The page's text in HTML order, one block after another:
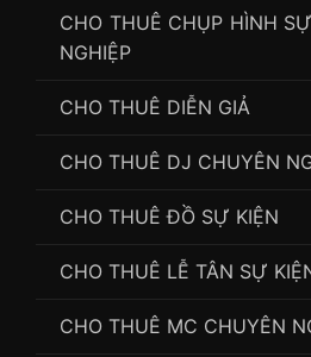
CHO THUÊ CHỤP HÌNH
NGHIỆP
CHO THUÊ DIỄN GIẢ
CHO THUÊ DJ CHUYÊN
CHO THUÊ ĐỒ SỰ KIỆN
CHO THUÊ LỄ TÂN SỰ
CHO THUÊ MC CHUYÊN